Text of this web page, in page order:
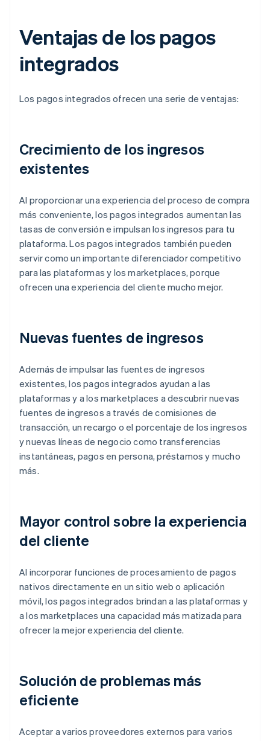
Ventajas de los pagos
integrados
Los pagos integrados ofrecen una serie de ventajas:
Crecimiento de los ingresos
existentes
Al proporcionar una experiencia del proceso de compra
más conveniente, los pagos integrados aumentan las
tasas de conversión e impulsan los ingresos para tu
plataforma. Los pagos integrados también pueden
servir como un importante diferenciador competitivo
para las plataformas y los marketplaces, porque
ofrecen una experiencia del cliente mucho mejor.
Nuevas fuentes de ingresos
Además de impulsar las fuentes de ingresos
existentes, los pagos integrados ayudan a las
plataformas y a los marketplaces a descubrir nuevas
fuentes de ingresos a través de comisiones de
transacción, un recargo o el porcentaje de los ingresos
y nuevas líneas de negocio como transferencias
instantáneas, pagos en persona, préstamos y mucho
más.
Mayor control sobre la experiencia
del cliente
Al incorporar funciones de procesamiento de pagos
nativos directamente en un sitio web o aplicación
móvil, los pagos integrados brindan a las plataformas y
a los marketplaces una capacidad más matizada para
ofrecer la mejor experiencia del cliente.
Solución de problemas más
eficiente
Aceptar a varios proveedores externos para varios